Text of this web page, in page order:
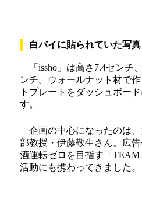
白バイに貼られていた写真
「issho」は高さ7.4センチ
ンチ。ウォールナット材で
トプレートをダッシュボー
す。
企画の中心になったのは
部教授・伊藤敬生さん。広
酒運転ゼロを目指す「
活動にも携わってきました。